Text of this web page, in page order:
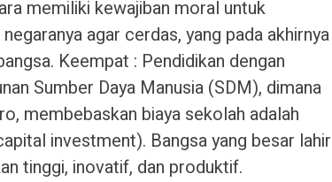
memiliki kewajiban moral untuk
agar cerdas, yang pada akhirnya
Keempat : Pendidikan dengan
Sumber Daya Manusia (SDM), dimana
membebaskan biaya sekolah adalah
investment). Bangsa yang besar lahir
tinggi, inovatif, dan produktif.